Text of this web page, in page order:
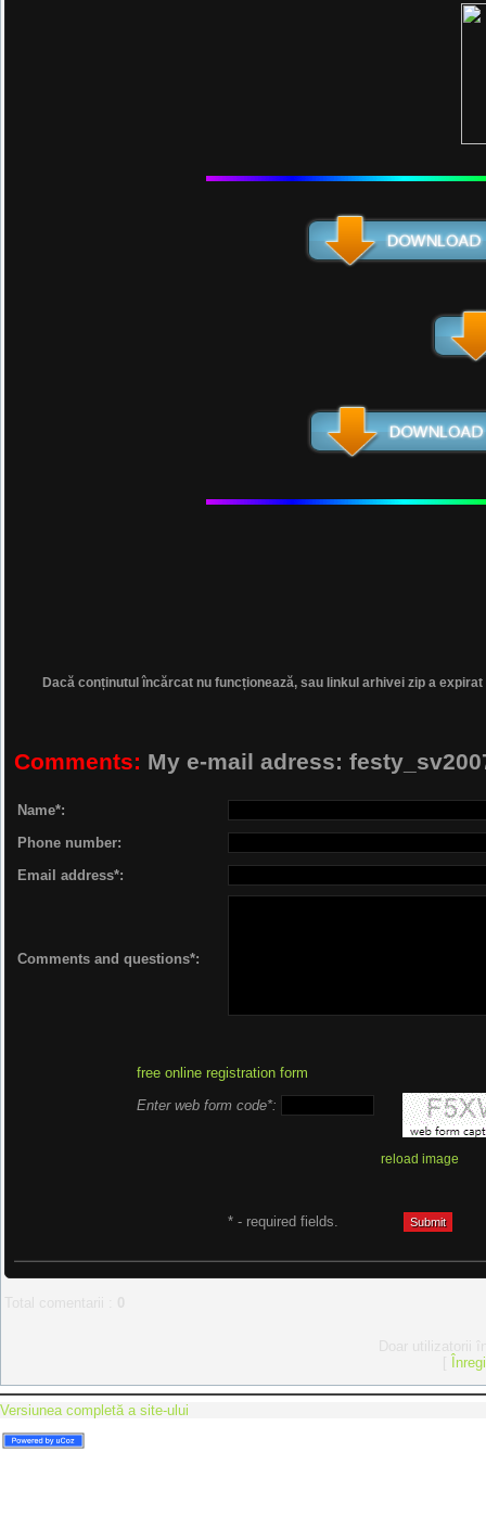
Dacă conținutul încărcat nu funcționează, sau linkul arhivei zip a
Comments: My e-mail adress:
Name*:
Phone number:
Email address*:
Comments and questions*:
free online registration form
Enter web form code*:
reload image
* - required fields.
Versiunea completă a site-ului